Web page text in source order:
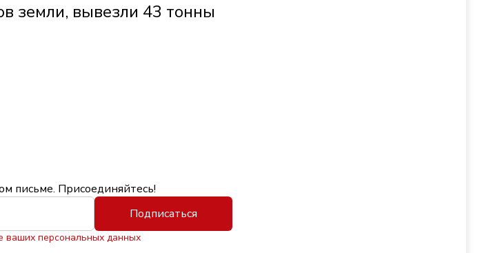
земли, вывезли 43 тонны
письме. Присоединяйтесь!
Подписаться
ваших персональных данных